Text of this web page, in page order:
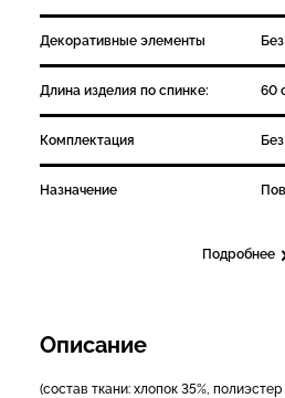
Декоративные элементы
Длина изделия по спинке: 60
Комплектация
Назначение
Подробнее
Описание
(состав ткани: хлопок 35%, полиэстер